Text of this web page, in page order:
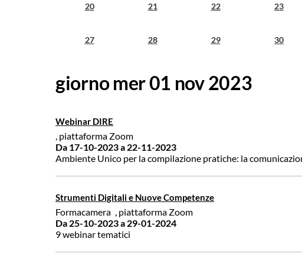
20 21 22 23
27 28 29 30
giorno mer 01 nov 2023
Webinar DIRE
, piattaforma Zoom
Da 17-10-2023a 22-11-2023
Ambiente Unico per la compilazione pratiche: la
Strumenti Digitali e Nuove Competenze
Formacamera
, piattaforma Zoom
Da 25-10-2023a 29-01-2024
9 webinar tematici